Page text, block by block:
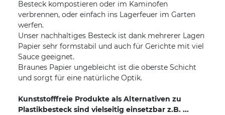
Besteck kompostieren oder im Kaminofen
verbrennen, oder einfach ins Lagerfeuer im Garten
werfen.
Unser nachhaltiges Besteck ist dank mehrerer Lagen
Papier sehr formstabil und auch für Gerichte mit viel
Sauce geeignet.
Braunes Papier ungebleicht ist die oberste Schicht
und sorgt für eine natürliche Optik.
Kunststofffreie Produkte als Alternativen zu
Plastikbesteck sind vielseitig einsetzbar z.B. ...